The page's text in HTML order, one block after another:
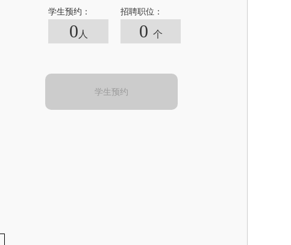
学生预约：
0 人
招聘职位：
0 个
学生预约